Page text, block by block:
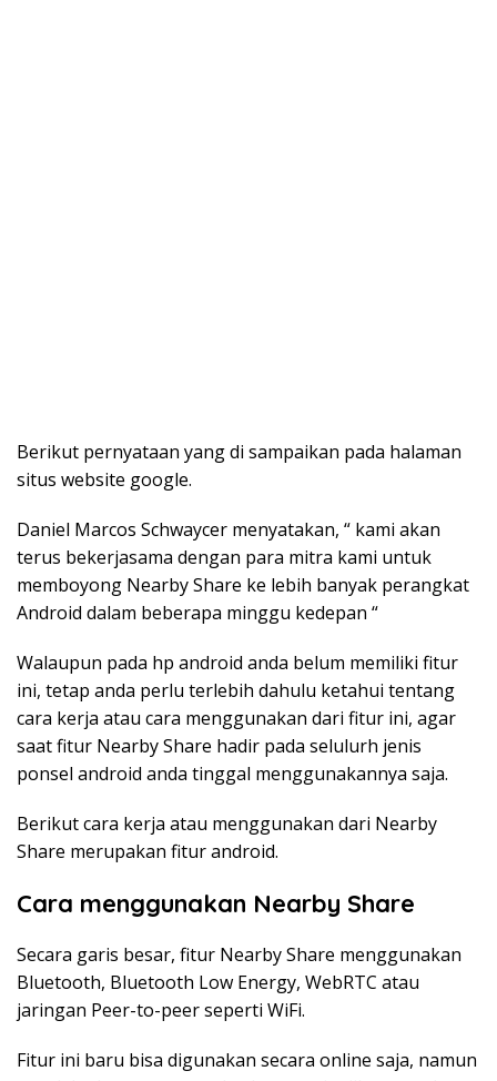
Berikut pernyataan yang di sampaikan pada halaman
situs website google.
Daniel Marcos Schwaycer menyatakan, “ kami akan
terus bekerjasama dengan para mitra kami untuk
memboyong Nearby Share ke lebih banyak perangkat
Android dalam beberapa minggu kedepan “
Walaupun pada hp android anda belum memiliki fitur
ini, tetap anda perlu terlebih dahulu ketahui tentang
cara kerja atau cara menggunakan dari fitur ini, agar
saat fitur Nearby Share hadir pada selulurh jenis
ponsel android anda tinggal menggunakannya saja.
Berikut cara kerja atau menggunakan dari Nearby
Share merupakan fitur android.
Cara menggunakan Nearby Share
Secara garis besar, fitur Nearby Share menggunakan
Bluetooth, Bluetooth Low Energy, WebRTC atau
jaringan Peer-to-peer seperti WiFi.
Fitur ini baru bisa digunakan secara online saja, namun